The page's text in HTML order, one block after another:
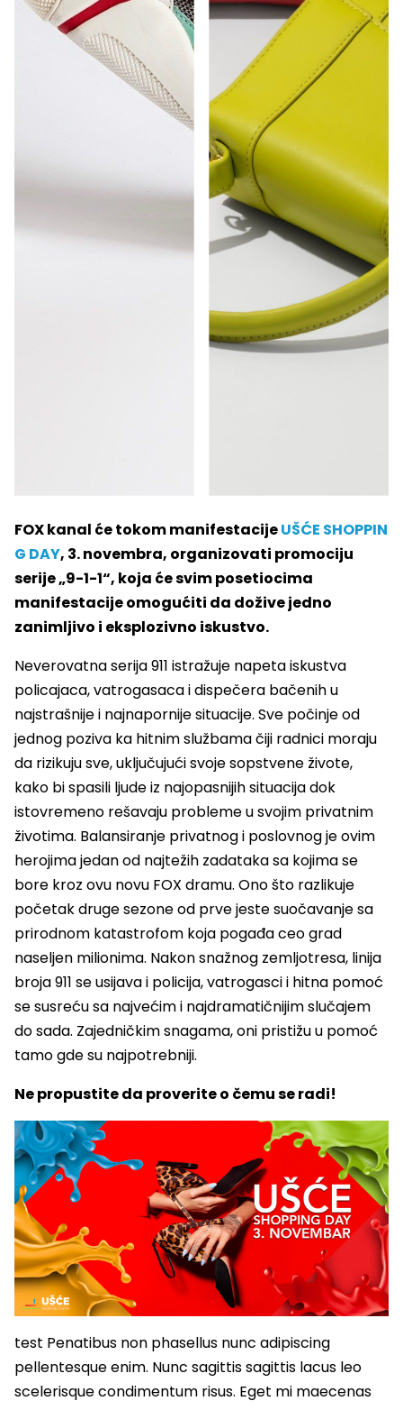
FOX kanal će tokom manifestacijeUŠĆE SHOPPIN
G DAY, 3. novembra, organizovati promociju
serije „9-1-1“, koja će svim posetiocima
manifestacije omogućiti da dožive jedno
zanimljivo i eksplozivno iskustvo.
Neverovatna serija 911 istražuje napeta iskustva
policajaca, vatrogasaca i dispečera bačenih u
najstrašnije i najnapornije situacije. Sve počinje od
jednog poziva ka hitnim službama čiji radnici moraju
da rizikuju sve, uključujući svoje sopstvene živote,
kako bi spasili ljude iz najopasnijih situacija dok
istovremeno rešavaju probleme u svojim privatnim
životima. Balansiranje privatnog i poslovnog je ovim
herojima jedan od najtežih zadataka sa kojima se
bore kroz ovu novu FOX dramu. Ono što razlikuje
početak druge sezone od prve jeste suočavanje sa
prirodnom katastrofom koja pogađa ceo grad
naseljen milionima. Nakon snažnog zemljotresa, linija
broja 911 se usijava i policija, vatrogasci i hitna pomoć
se susreću sa najvećim i najdramatičnijim slučajem
do sada. Zajedničkim snagama, oni pristižu u pomoć
tamo gde su najpotrebniji.
Ne propustite da proverite o čemu se radi!
test Penatibus non phasellus nunc adipiscing
pellentesque enim. Nunc sagittis sagittis lacus leo
scelerisque condimentum risus. Eget mi maecenas